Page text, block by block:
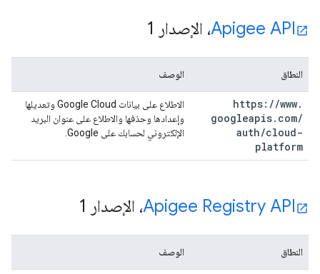
Apigee API، الإصدار 1
النطاق الوصف
https: //www.
googleapis. com/
auth/cloud-
platform
الاطلاع على بيانات Google Cloud وتعديلها
وإعدادها وحذفها والاطلاع على عنوان البريد
الإلكتروني لحسابك على Google.
Apigee Registry API، الإصدار 1
النطاق الوصف